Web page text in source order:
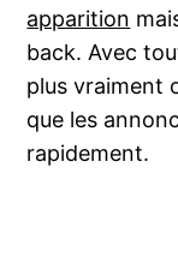
apparition
back. Avec
plus vraiment
que les
rapidement.